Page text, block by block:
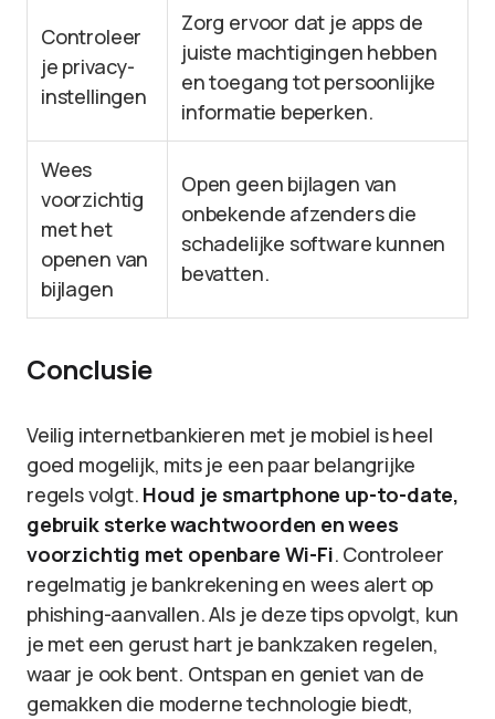
Controleer
je privacy-
instellingen
Zorg ervoor dat je apps de
juiste machtigingen hebben
en toegang tot persoonlijke
informatie beperken.
Wees
voorzichtig
met het
openen van
bijlagen
Open geen bijlagen van
onbekende afzenders die
schadelijke software kunnen
bevatten.
Conclusie
Veilig internetbankieren met je mobiel is heel
goed mogelijk, mits je een paar belangrijke
regels volgt. Houd je smartphone up-to-date,
gebruik sterke wachtwoorden en wees
voorzichtig met openbare Wi-Fi. Controleer
regelmatig je bankrekening en wees alert op
phishing-aanvallen. Als je deze tips opvolgt, kun
je met een gerust hart je bankzaken regelen,
waar je ook bent. Ontspan en geniet van de
gemakken die moderne technologie biedt,